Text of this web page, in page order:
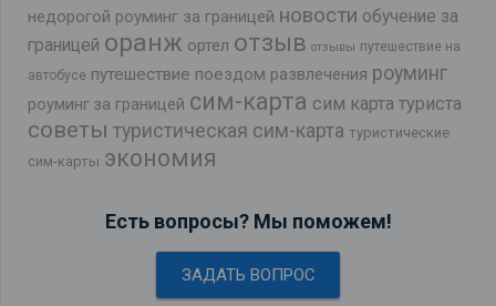
недорогой роуминг за границей новости обучение за
границей оранж ортел отзыв отзывы путешествие на
автобусе путешествие поездом развлечения роуминг
роуминг за границей сим-карта сим карта туриста
советы туристическая сим-карта туристические
сим-карты экономия
Есть вопросы? Мы поможем!
ЗАДАТЬ ВОПРОС